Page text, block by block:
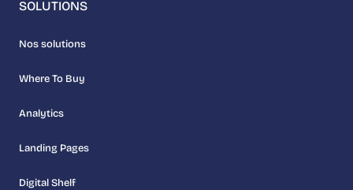
SOLUTIONS
Nos solutions
Where To Buy
Analytics
Landing Pages
Digital Shelf